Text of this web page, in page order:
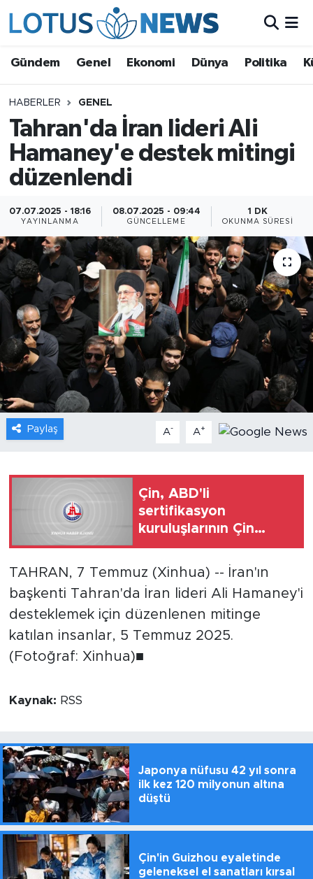
Gündem Genel Ekonomi Dünya Politika
HABERLER GENEL
Tahran'da İran lideri Ali
Hamaney'e destek mitingi
düzenlendi
07.07.2025 - 18:16
YAYINLANMA
08.07.2025 - 09:44
GÜNCELLEME
1 DK
OKUNMA SÜRESI
Paylaş A- A+
Çin, ABD'li
sertifikasyon
kuruluşlarının Çin
Zorunlu Sertifikasyon
kapsamındaki fabrika
denetim yetkisini
askıya aldı
TAHRAN, 7 Temmuz (Xinhua) -- İran'ın
başkenti Tahran'da İran lideri Ali Hamaney'i
desteklemek için düzenlenen mitinge
katılan insanlar, 5 Temmuz 2025.
(Fotoğraf: Xinhua)■
Kaynak: RSS
Japonya nüfusu 42 yıl sonra
ilk kez 120 milyonun altına
düştü
Çin'in Guizhou eyaletinde
geleneksel el sanatları kırsal
Ekonomi
Dünya
Politika
Bilim ve Teknoloji
Çin Fuarları
Gündem
Video
Sağlık
Xinhua
Xinhua Türkiye
Seyahat